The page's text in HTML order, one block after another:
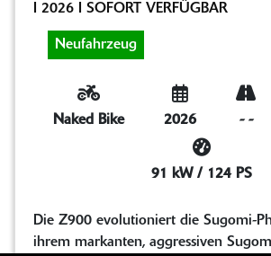
I 2026 I SOFORT VERFÜGBAR
Neufahrzeug
Naked Bike 2026 - -
91 kW / 124 PS
Die Z900 evolutioniert die Sugomi-
ihrem markanten, aggressiven